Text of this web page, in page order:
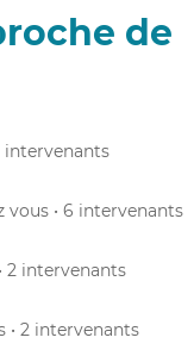
de
intervenants
vous • 6 intervenants
2 intervenants
• 2 intervenants